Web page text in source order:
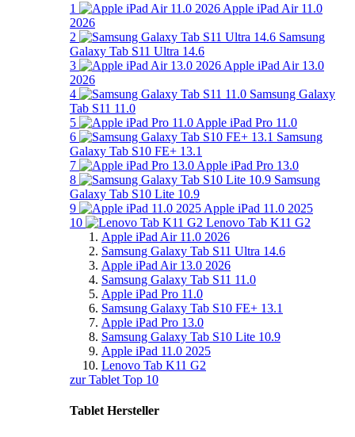
1
Apple iPad Air 11.0
2026
2
Samsung
Galaxy Tab S11 Ultra 14.6
3
Apple iPad Air 13.0
2026
4
Samsung Galaxy
Tab S11 11.0
5
Apple iPad Pro 11.0
6
Samsung
Galaxy Tab S10 FE+ 13.1
7
Apple iPad Pro 13.0
8
Samsung
Galaxy Tab S10 Lite 10.9
9
Apple iPad 11.0 2025
10
Lenovo Tab K11 G2
Apple iPad Air 11.0 2026
Samsung Galaxy Tab S11 Ultra 14.6
Apple iPad Air 13.0 2026
Samsung Galaxy Tab S11 11.0
Apple iPad Pro 11.0
Samsung Galaxy Tab S10 FE+ 13.1
Apple iPad Pro 13.0
Samsung Galaxy Tab S10 Lite 10.9
Apple iPad 11.0 2025
Lenovo Tab K11 G2
zur Tablet Top 10
Tablet Hersteller